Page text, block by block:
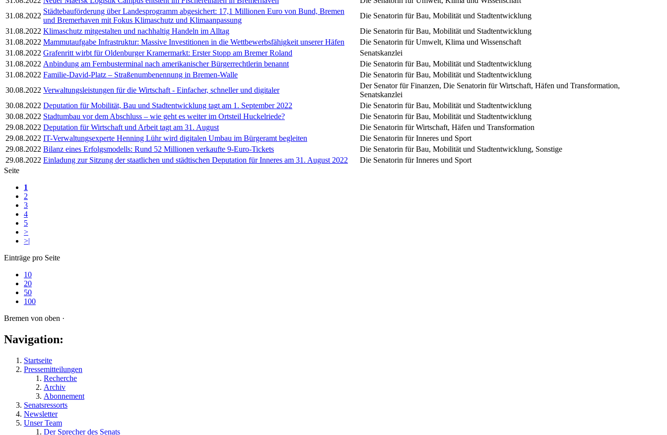
31.08.2022
Städtebauförderung über Landesprogramm abgesichert: 17,1 Millionen Euro von Bund, Bremen
und Bremerhaven mit Fokus Klimaschutz und Klimaanpassung
Die Senatorin für Bau, Mobilität und Stadtentwicklung
31.08.2022 Klimaschutz mitgestalten und nachhaltig Handeln im Alltag
Die Senatorin für Bau, Mobilität und Stadtentwicklung
31.08.2022 Mammutaufgabe Infrastruktur: Massive Investitionen in die Wettbewerbsfähigkeit unserer Häfen
Die Senatorin für Umwelt, Klima und Wissenschaft
31.08.2022 Grafenritt wirbt für Oldenburger Kramermarkt: Erster Stopp am Bremer Roland
Senatskanzlei
31.08.2022 Anbindung am Fernbusterminal nach amerikanischer Bürgerrechtlerin benannt
Die Senatorin für Bau, Mobilität und Stadtentwicklung
31.08.2022 Familie-David-Platz – Straßenumbenennung in Bremen-Walle
Die Senatorin für Bau, Mobilität und Stadtentwicklung
30.08.2022 Verwaltungsleistungen für die Wirtschaft - Einfacher, schneller und digitaler
Der Senator für Finanzen, Die Senatorin für Wirtschaft, Häfen und Transformation,
Senatskanzlei
30.08.2022 Deputation für Mobilität, Bau und Stadtentwicklung tagt am 1. September 2022
Die Senatorin für Bau, Mobilität und Stadtentwicklung
30.08.2022 Stadtumbau vor dem Abschluss – wie geht es weiter im Ortsteil Huckelriede?
Die Senatorin für Bau, Mobilität und Stadtentwicklung
29.08.2022 Deputation für Wirtschaft und Arbeit tagt am 31. August
Die Senatorin für Wirtschaft, Häfen und Transformation
29.08.2022 IT-Verwaltungsexperte Henning Lühr wird digitalen Umbau im Bürgeramt begleiten
Die Senatorin für Inneres und Sport
29.08.2022 Bilanz eines Erfolgsmodells: Rund 52 Millionen verkaufte 9-Euro-Tickets
Die Senatorin für Bau, Mobilität und Stadtentwicklung, Sonstige
29.08.2022 Einladung zur Sitzung der staatlichen und städtischen Deputation für Inneres am 31. August 2022
Die Senatorin für Inneres und Sport
Seite
1
2
3
4
5
>
>|
Einträge pro Seite
10
20
50
100
Bremen von oben ·
Navigation:
Startseite
Pressemitteilungen
Recherche
Archiv
Abonnement
Senatsressorts
Newsletter
Unser Team
Der Sprecher des Senats